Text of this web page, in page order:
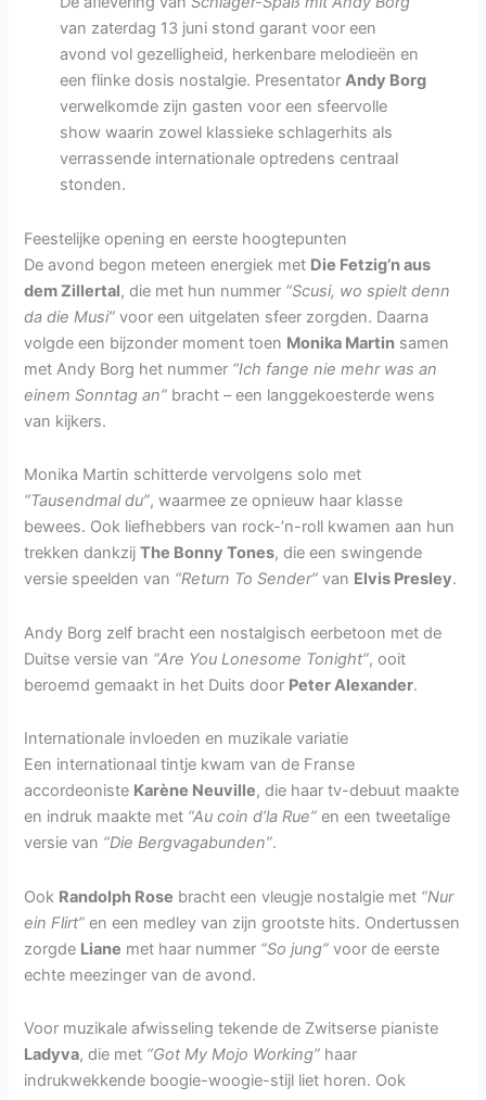
van zaterdag 13 juni stond garant voor een
avond vol gezelligheid, herkenbare melodieën en
een flinke dosis nostalgie. Presentator Andy Borg
verwelkomde zijn gasten voor een sfeervolle
show waarin zowel klassieke schlagerhits als
verrassende internationale optredens centraal
stonden.
Feestelijke opening en eerste hoogtepunten
De avond begon meteen energiek met Die Fetzig’n aus
dem Zillertal, die met hun nummer “Scusi, wo spielt denn
da die Musi” voor een uitgelaten sfeer zorgden. Daarna
volgde een bijzonder moment toen Monika Martin samen
met Andy Borg het nummer “Ich fange nie mehr was an
einem Sonntag an” bracht – een langgekoesterde wens
van kijkers.
Monika Martin schitterde vervolgens solo met
“Tausendmal du”, waarmee ze opnieuw haar klasse
bewees. Ook liefhebbers van rock-’n-roll kwamen aan hun
trekken dankzijThe Bonny Tones, die een swingende
versie speelden van “Return To Sender” van Elvis Presley.
Andy Borg zelf bracht een nostalgisch eerbetoon met de
Duitse versie van “Are You Lonesome Tonight”, ooit
beroemd gemaakt in het Duits door Peter Alexander.
Internationale invloeden en muzikale variatie
Een internationaal tintje kwam van de Franse
accordeoniste Karène Neuville, die haar tv-debuut maakte
en indruk maakte met “Au coin d’la Rue” en een tweetalige
versie van “Die Bergvagabunden”.
Ook Randolph Rose bracht een vleugje nostalgie met “Nur
ein Flirt” en een medley van zijn grootste hits. Ondertussen
zorgde Liane met haar nummer “So jung” voor de eerste
echte meezinger van de avond.
Voor muzikale afwisseling tekende de Zwitserse pianiste
Ladyva, die met “Got My Mojo Working” haar
indrukwekkende boogie-woogie-stijl liet horen. Ook